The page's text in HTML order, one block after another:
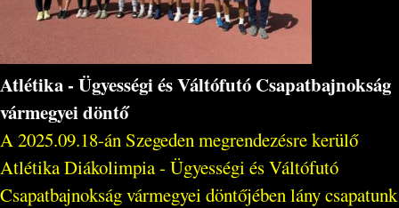
Atlétika - Ügyességi és Váltófutó Csapatbajnokság
vármegyei döntő
A 2025.09.18-án Szegeden megrendezésre kerülő
Atlétika Diákolimpia - Ügyességi és Váltófutó
Csapatbajnokság vármegyei döntőjében lány csapatunk